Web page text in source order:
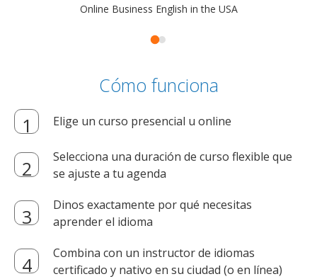
Online Business English in the USA
Cómo funciona
Elige un curso presencial u online
Selecciona una duración de curso flexible que
se ajuste a tu agenda
Dinos exactamente por qué necesitas
aprender el idioma
Combina con un instructor de idiomas
certificado y nativo en su ciudad (o en línea)